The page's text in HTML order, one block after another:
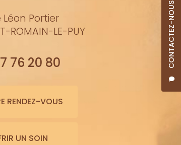
CONTACTEZ-NOUS
Minceur
Bienfaits de l'eau
Portier
ROMAIN-LE-PUY
76 20 80
RENDEZ-VOUS
UN SOIN